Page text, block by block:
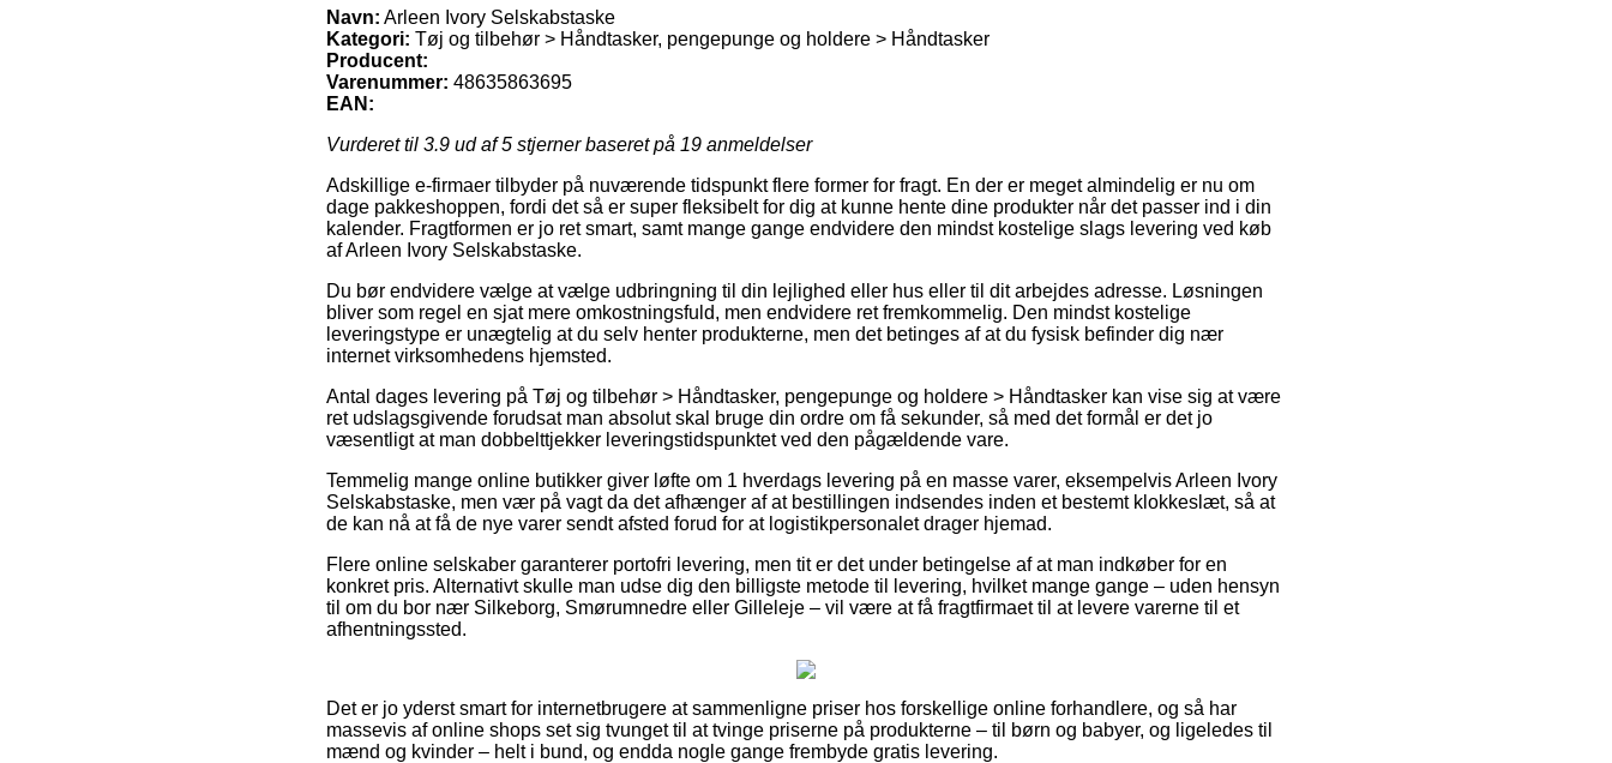
Navn: Arleen Ivory Selskabstaske
Kategori: Tøj og tilbehør > Håndtasker, pengepunge og holdere > Håndtasker
Producent:
Varenummer: 48635863695
EAN:
Vurderet til 3.9 ud af 5 stjerner baseret på 19 anmeldelser
Adskillige e-firmaer tilbyder på nuværende tidspunkt flere former for fragt. En der er meget almindelig er nu om
dage pakkeshoppen, fordi det så er super fleksibelt for dig at kunne hente dine produkter når det passer ind i din
kalender. Fragtformen er jo ret smart, samt mange gange endvidere den mindst kostelige slags levering ved køb
af Arleen Ivory Selskabstaske.
Du bør endvidere vælge at vælge udbringning til din lejlighed eller hus eller til dit arbejdes adresse. Løsningen
bliver som regel en sjat mere omkostningsfuld, men endvidere ret fremkommelig. Den mindst kostelige
leveringstype er unægtelig at du selv henter produkterne, men det betinges af at du fysisk befinder dig nær
internet virksomhedens hjemsted.
Antal dages levering på Tøj og tilbehør > Håndtasker, pengepunge og holdere > Håndtasker kan vise sig at være
ret udslagsgivende forudsat man absolut skal bruge din ordre om få sekunder, så med det formål er det jo
væsentligt at man dobbelttjekker leveringstidspunktet ved den pågældende vare.
Temmelig mange online butikker giver løfte om 1 hverdags levering på en masse varer, eksempelvis Arleen Ivory
Selskabstaske, men vær på vagt da det afhænger af at bestillingen indsendes inden et bestemt klokkeslæt, så at
de kan nå at få de nye varer sendt afsted forud for at logistikpersonalet drager hjemad.
Flere online selskaber garanterer portofri levering, men tit er det under betingelse af at man indkøber for en
konkret pris. Alternativt skulle man udse dig den billigste metode til levering, hvilket mange gange – uden hensyn
til om du bor nær Silkeborg, Smørumnedre eller Gilleleje – vil være at få fragtfirmaet til at levere varerne til et
afhentningssted.
Det er jo yderst smart for internetbrugere at sammenligne priser hos forskellige online forhandlere, og så har
massevis af online shops set sig tvunget til at tvinge priserne på produkterne – til børn og babyer, og ligeledes til
mænd og kvinder – helt i bund, og endda nogle gange frembyde gratis levering.